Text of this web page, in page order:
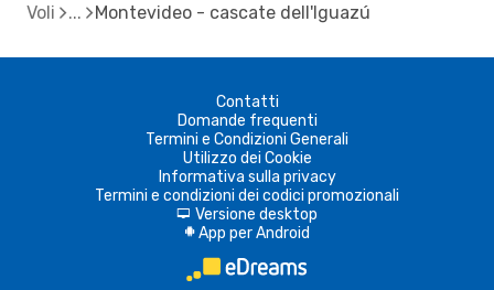
Voli Montevideo - cascate dell'Iguazú
Contatti
Domande frequenti
Termini e Condizioni Generali
Utilizzo dei Cookie
Informativa sulla privacy
Termini e condizioni dei codici promozionali
d Versione desktop
A App per Android